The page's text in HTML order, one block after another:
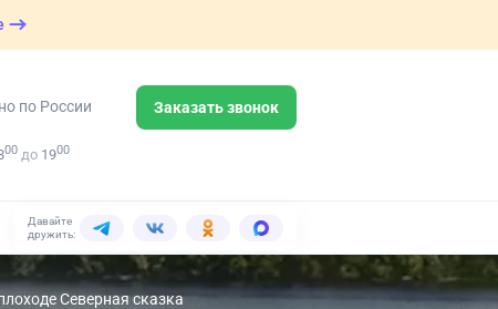
по России Заказать звонок
00 до 1900
Давайте
дружить:
Северная сказка